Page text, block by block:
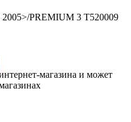
PREMIUM 3 T520009
магазина и может